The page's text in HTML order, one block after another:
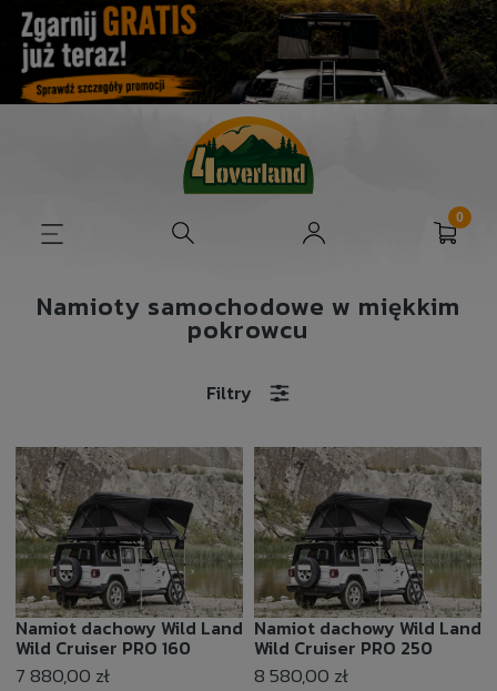
Namioty samochodowe w miękkim
pokrowcu
Filtry
Namiot dachowy Wild Land
Wild Cruiser PRO 160
7 880,00 zł
Namiot dachowy Wild Land
Wild Cruiser PRO 250
8 580,00 zł